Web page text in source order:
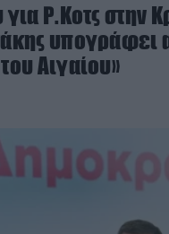
Ρ.Κοτς στην
υπογράφει
Αιγαίου»